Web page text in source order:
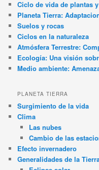
Ciclo de vida de plantas
Planeta Tierra:
Suelos y rocas
Ciclos en la naturaleza
Atmósfera Terrestre:
Ecología: Una visión
Medio ambiente:
PLANETA TIERRA
Surgimiento de la vida
Clima
Las nubes
Cambio de las
Efecto invernadero
Generalidades de la